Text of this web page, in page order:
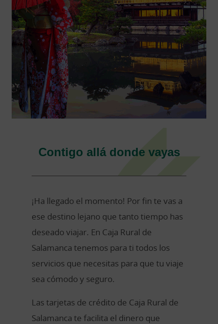
Contigo allá donde vayas
¡Ha llegado el momento! Por fin te vas a
ese destino lejano que tanto tiempo has
deseado viajar. En Caja Rural de
Salamanca tenemos para ti todos los
servicios que necesitas para que tu viaje
sea cómodo y seguro.
Las tarjetas de crédito de Caja Rural de
Salamanca te facilita el dinero que